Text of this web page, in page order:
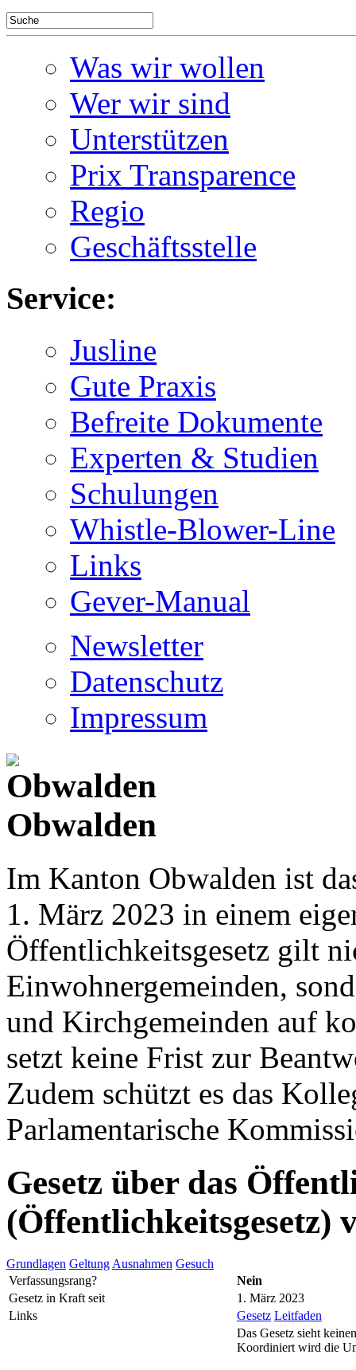
Was wir wollen
Wer wir sind
Unterstützen
Prix Transparence
Regio
Geschäftsstelle
Service:
Jusline
Gute Praxis
Befreite Dokumente
Experten & Studien
Schulungen
Whistle-Blower-Line
Links
Gever-Manual
Newsletter
Datenschutz
Impressum
Obwalden
Im Kanton Obwalden ist
1. März 2023 in einem
Öffentlichkeitsgesetz gilt
Einwohnergemeinden,
und Kirchgemeinden auf
setzt keine Frist zur
Zudem schützt es das
Parlamentarische
Gesetz über das
(Öffentlichkeitsgesetz)
Grundlagen Geltung Ausnahmen Gesuch
Verfassungsrang?
Nein
Gesetz in Kraft seit
1. März 2023
Links
Gesetz Leitfaden
Das Gesetz sieht
Koordiniert wird die